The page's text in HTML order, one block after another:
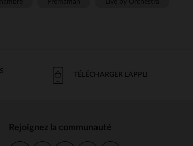
TÉLÉCHARGER L'APPLI
Rejoignez la communauté